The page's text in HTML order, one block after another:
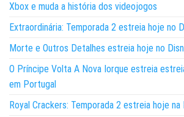
Xbox e muda a história dos videojogos
Extraordinária: Temporada 2 estreia hoje no
Morte e Outros Detalhes estreia hoje no
O Príncipe Volta A Nova Iorque estreia
em Portugal
Royal Crackers: Temporada 2 estreia hoje na